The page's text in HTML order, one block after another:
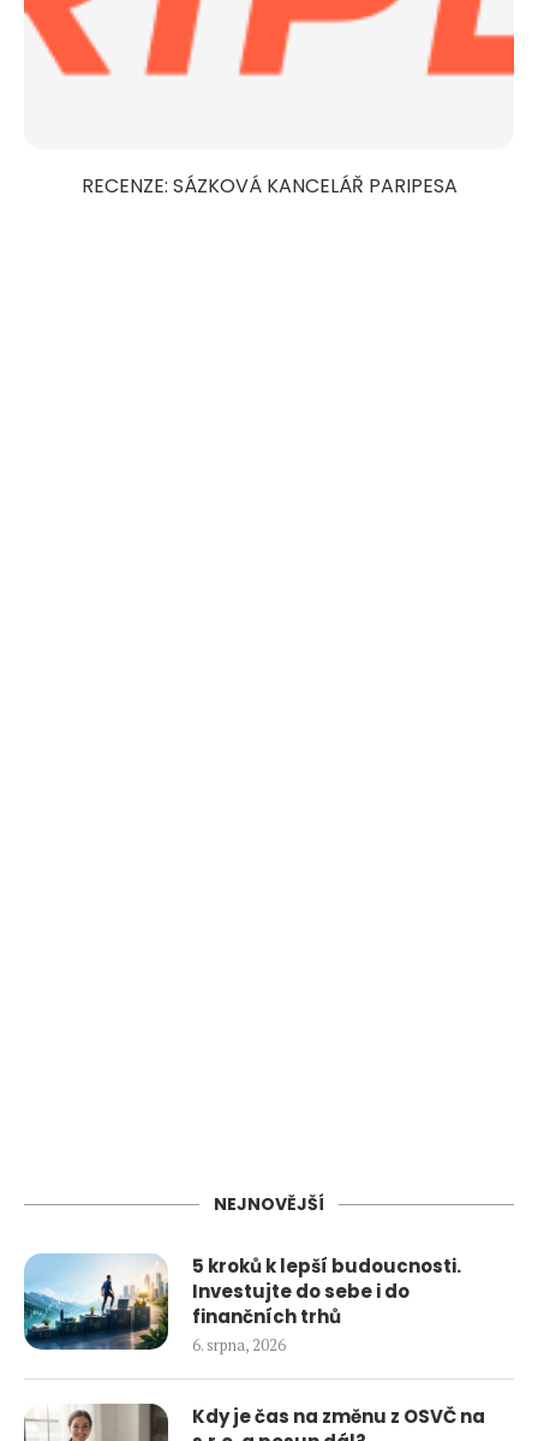
RECENZE: SÁZKOVÁ KANCELÁŘ PARIPESA
NEJNOVĚJŠÍ
5 kroků k lepší budoucnosti.
Investujte do sebe i do
finančních trhů
6. srpna, 2026
Kdy je čas na změnu z OSVČ na